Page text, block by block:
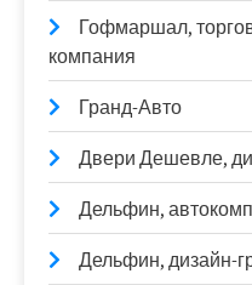
Гофмаршал,
компания
Гранд-Авто
Двери Дешевле,
Дельфин,
Дельфин, дизайн-